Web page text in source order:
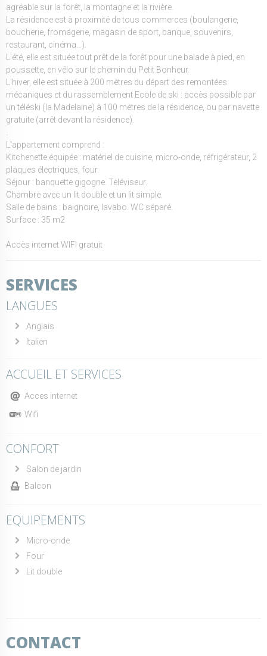
agréable sur la forêt, la montagne et la rivière.
La résidence est à proximité de tous commerces (boulangerie,
boucherie, fromagerie, magasin de sport, banque, souvenirs,
restaurant, cinéma…).
L'été, elle est située tout prêt de la forêt pour une balade à pied, en
poussette, en vélo sur le chemin du Petit Bonheur.
L'hiver, elle est située à 200 mètres du départ des remontées
mécaniques et du rassemblement Ecole de ski : accès possible par
un téléski (la Madelaine) à 100 mètres de la résidence, ou par navette
gratuite (arrêt devant la résidence).
L'appartement comprend :
Kitchenette équipée : matériel de cuisine, micro-onde, réfrigérateur, 2
plaques électriques, four.
Séjour : banquette gigogne. Téléviseur.
Chambre avec un lit double et un lit simple.
Salle de bains : baignoire, lavabo. WC séparé.
Surface : 35 m2
Accès internet WIFI gratuit
SERVICES
LANGUES
Anglais
Italien
ACCUEIL ET SERVICES
Acces internet
Wifi
CONFORT
Salon de jardin
Balcon
EQUIPEMENTS
Micro-onde
Four
Lit double
CONTACT